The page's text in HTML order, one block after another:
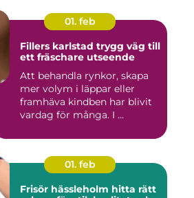
01. feb
Fillers karlstad trygg väg till
ett fräschare utseende
Att behandla rynkor, skapa
mer volym i läppar eller
framhäva kindben har blivit
vardag för många. I ...
01. feb
Frisör hässleholm hitta rätt